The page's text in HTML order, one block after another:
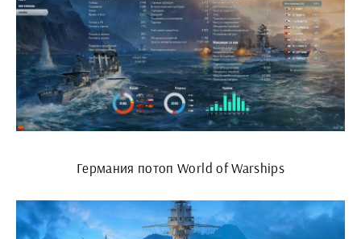
Германия потоп World of Warships